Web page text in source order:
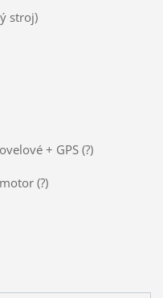
stroj)
+ GPS (?)
(?)